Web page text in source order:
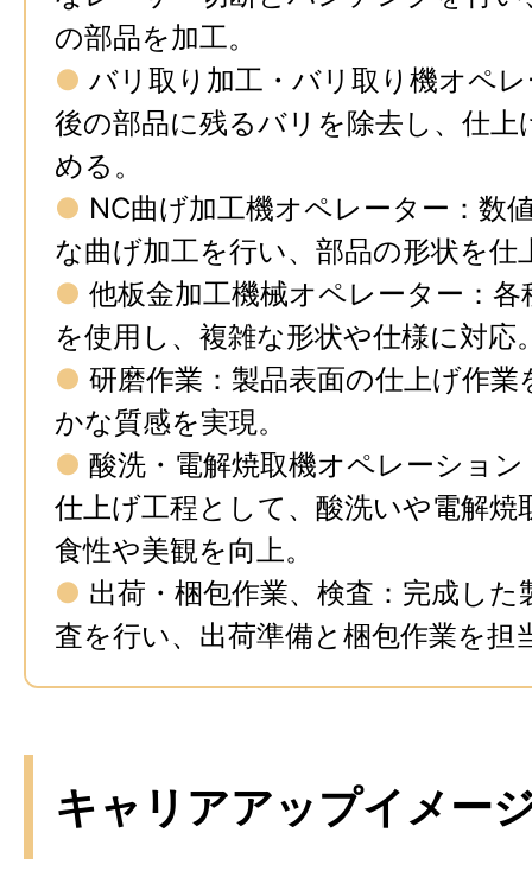
の部品を加工。
● バリ取り加工・バリ取り機オペ
後の部品に残るバリを除去し、仕上
める。
● NC曲げ加工機オペレーター：数
な曲げ加工を行い、部品の形状を仕
● 他板金加工機械オペレーター：各
を使用し、複雑な形状や仕様に対応
● 研磨作業：製品表面の仕上げ作業
かな質感を実現。
● 酸洗・電解焼取機オペレーショ
仕上げ工程として、酸洗いや電解焼
食性や美観を向上。
● 出荷・梱包作業、検査：完成した
査を行い、出荷準備と梱包作業を担
キャリアアップイメー